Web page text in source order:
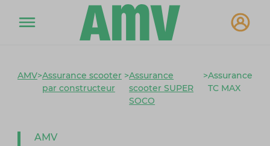
AMV>Assurance scooter
par constructeur
>Assurance
scooter SUPER
SOCO
>Assurance
TC MAX
AMV